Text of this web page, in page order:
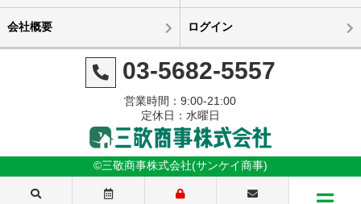
会社概要 ログイン
03-5682-5557
営業時間：9:00-21:00
定休日：水曜日
©三敬商事株式会社(サンケイ商事)